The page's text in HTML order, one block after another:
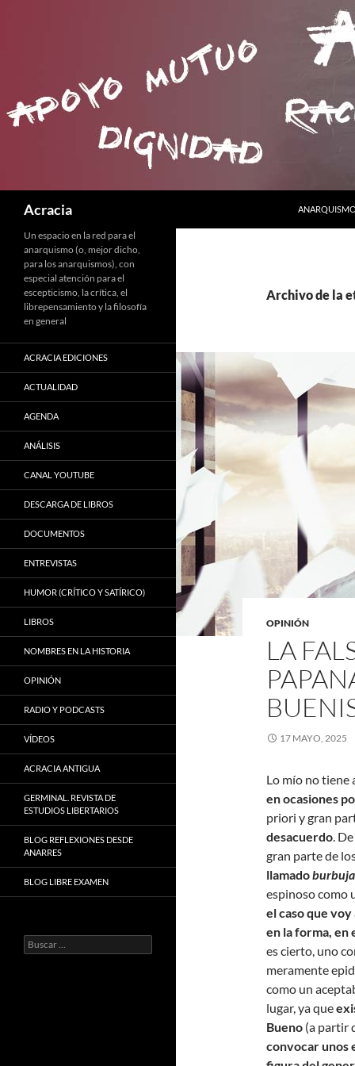
Acracia
Archivo de la
OPINIÓN
LA
17 MAYO, 2025
Lo mío no tiene
en ocasiones
priori y gran
desacuerdo.
gran parte de
llamado
espinoso como
el caso que
en la forma, en
es cierto, uno
meramente
como un
lugar, ya que
Bueno (a partir
convocar unos
Un espacio en la red para el
anarquismo (o, mejor dicho,
para los anarquismos), con
especial atención para el
escepticismo, la crítica, el
librepensamiento y la filosofía
en general
ACRACIA EDICIONES
ACTUALIDAD
AGENDA
ANÁLISIS
CANAL YOUTUBE
DESCARGA DE LIBROS
DOCUMENTOS
ENTREVISTAS
HUMOR (CRÍTICO Y SATÍRICO)
LIBROS
NOMBRES EN LA HISTORIA
OPINIÓN
RADIO Y PODCASTS
VÍDEOS
ACRACIA ANTIGUA
GERMINAL. REVISTA DE
ESTUDIOS LIBERTARIOS
BLOG REFLEXIONES DESDE
ANARRES
BLOG LIBRE EXAMEN
Buscar: